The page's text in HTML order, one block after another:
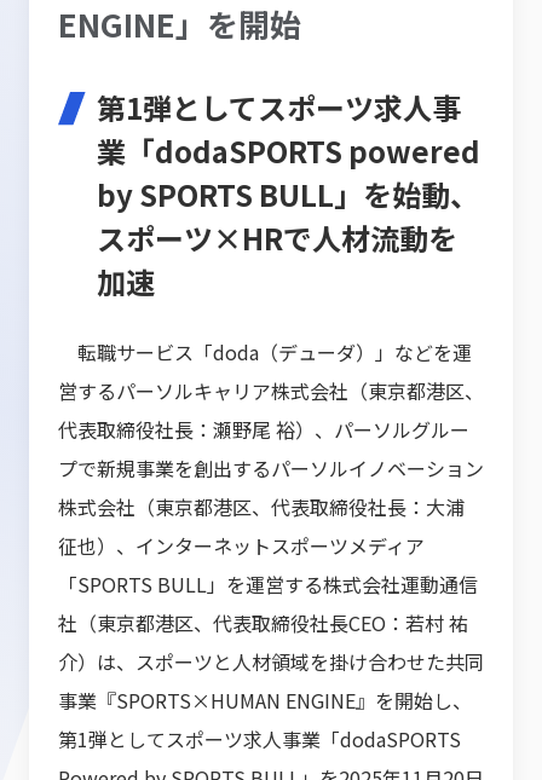
ENGINE」を開始
第1弾としてスポーツ求人事
業「dodaSPORTS powered
by SPORTS BULL」を始動、
スポーツ×HRで人材流動を
加速
転職サービス「doda（デューダ）」 などを運
営するパーソルキャリア株式会社（東京都港区、
代表取締役社長：瀬野尾 裕）、パーソルグルー
プで新規事業を創出するパーソルイノベーション
株式会社（東京都港区、代表取締役社長：大浦
征也）、インターネットスポーツメディア
「SPORTS BULL」を運営する株式会社運動通信
社（東京都港区、代表取締役社長CEO：若村 祐
介）は、スポーツと人材領域を掛け合わせた共同
事業『SPORTS×HUMAN ENGINE』を開始し、
第1弾としてスポーツ求人事業「dodaSPORTS